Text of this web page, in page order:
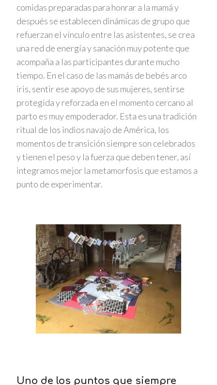
comidas preparadas para honrar a la mamá y
después se establecen dinámicas de grupo que
refuerzan el vínculo entre las asistentes, se crea
una red de energía y sanación muy potente que
acompaña a las participantes durante mucho
tiempo. En el caso de las mamás de bebés arco
iris, sentir ese apoyo de sus mujeres, sentirse
protegida y reforzada en el momento cercano al
parto es muy empoderador. Esta es una tradición
ritual de los indios navajo de América, los
momentos de transición siempre son celebrados
y tienen el peso y la fuerza que deben tener, así
integramos mejor la metamorfosis que estamos a
punto de experimentar.
Uno de los puntos que siempre